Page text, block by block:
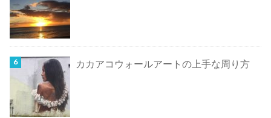
カカアコウォールアートの上手な周り方